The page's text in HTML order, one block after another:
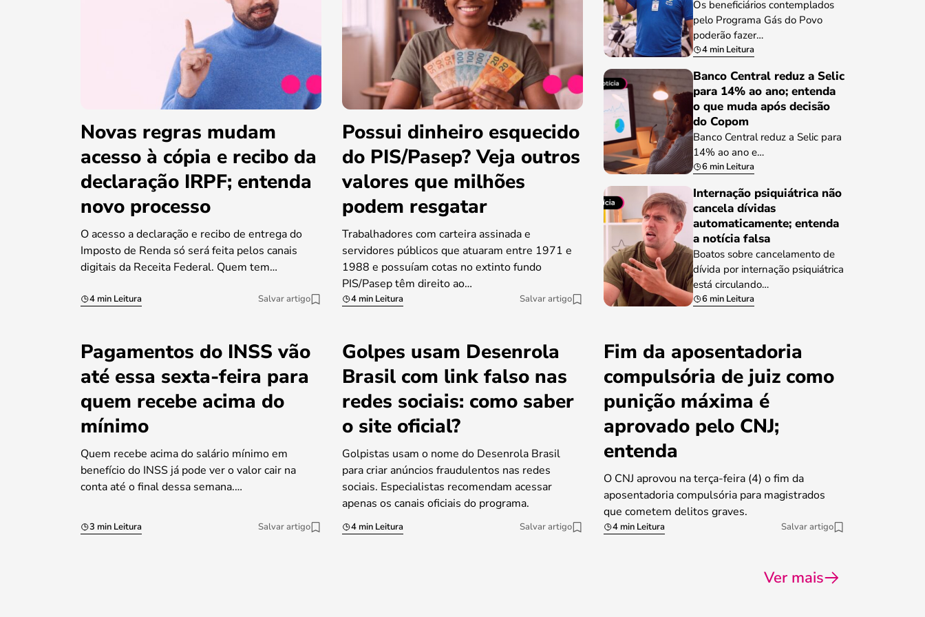
Novas regras mudam
acesso à cópia e recibo da
declaração IRPF; entenda
novo processo
O acesso a declaração e recibo de entrega do
Imposto de Renda só será feita pelos canais
digitais da Receita Federal. Quem tem…
4 min Leitura Salvar artigo
Possui dinheiro esquecido
do PIS/Pasep? Veja outros
valores que milhões
podem resgatar
Trabalhadores com carteira assinada e
servidores públicos que atuaram entre 1971 e
1988 e possuíam cotas no extinto fundo
PIS/Pasep têm direito ao…
4 min Leitura Salvar artigo
Os beneficiários contemplados
pelo Programa Gás do Povo
poderão fazer…
4 min Leitura
Banco Central reduz a Selic
para 14% ao ano; entenda
o que muda após decisão
do Copom
Banco Central reduz a Selic para
14% ao ano e…
6 min Leitura
Internação psiquiátrica não
cancela dívidas
automaticamente; entenda
a notícia falsa
Boatos sobre cancelamento de
dívida por internação psiquiátrica
está circulando…
6 min Leitura
Pagamentos do INSS vão
até essa sexta-feira para
quem recebe acima do
mínimo
Quem recebe acima do salário mínimo em
benefício do INSS já pode ver o valor cair na
conta até o final dessa semana.…
3 min Leitura Salvar artigo
Golpes usam Desenrola
Brasil com link falso nas
redes sociais: como saber
o site oficial?
Golpistas usam o nome do Desenrola Brasil
para criar anúncios fraudulentos nas redes
sociais. Especialistas recomendam acessar
apenas os canais oficiais do programa.
4 min Leitura Salvar artigo
Fim da aposentadoria
compulsória de juiz como
punição máxima é
aprovado pelo CNJ;
entenda
O CNJ aprovou na terça-feira (4) o fim da
aposentadoria compulsória para magistrados
que cometem delitos graves.
4 min Leitura Salvar artigo
Ver mais